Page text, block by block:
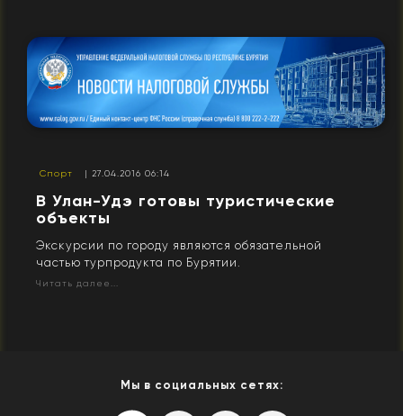
Спорт | 27.04.2016 06:14
В Улан-Удэ готовы туристические
объекты
Экскурсии по городу являются обязательной
частью турпродукта по Бурятии.
Читать далее...
Мы в социальных сетях: